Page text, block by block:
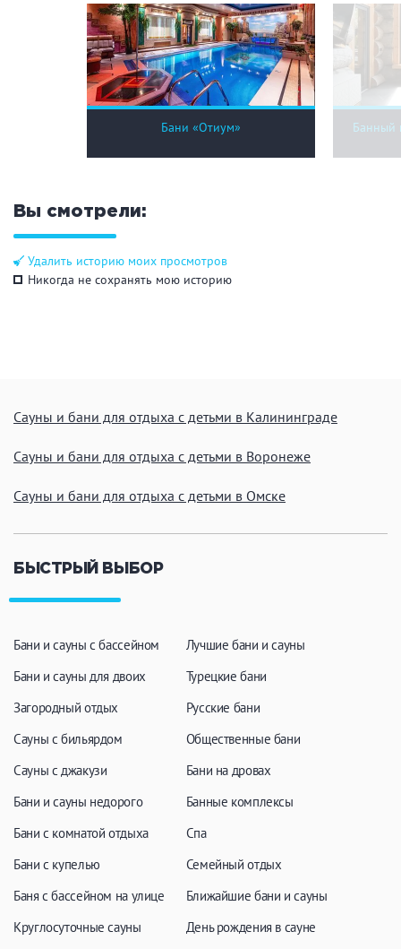
Бани «Отиум» Банный
Вы смотрели:
Удалить историю моих просмотров
Никогда не сохранять мою историю
Сауны и бани для отдыха с детьми в Калининграде
Сауны и бани для отдыха с детьми в Воронеже
Сауны и бани для отдыха с детьми в Омске
БЫСТРЫЙ ВЫБОР
Бани и сауны с бассейном
Бани и сауны для двоих
Загородный отдых
Сауны с бильярдом
Сауны с джакузи
Бани и сауны недорого
Бани с комнатой отдыха
Бани с купелью
Баня с бассейном на улице
Круглосуточные сауны
Лучшие бани и сауны
Турецкие бани
Русские бани
Общественные бани
Бани на дровах
Банные комплексы
Спа
Семейный отдых
Ближайшие бани и сауны
День рождения в сауне